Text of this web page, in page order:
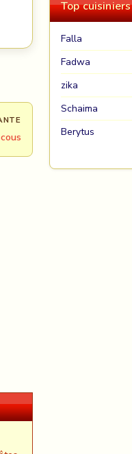
Top cuisiniers
Falla
Fadwa
zika
Schaima
Berytus